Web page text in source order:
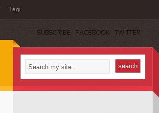
Tagi
SUBSCRIBE FACEBOOK TWITTER